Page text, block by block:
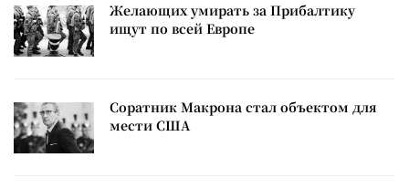
Желающих умирать за Прибалтику
ищут по всей Европе
Соратник Макрона стал объектом для
мести США